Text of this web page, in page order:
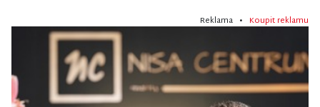
Reklama • Koupit reklamu